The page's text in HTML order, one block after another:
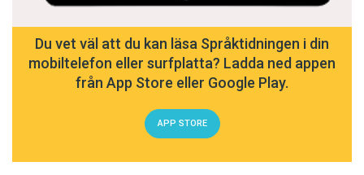
Du vet väl att du kan läsa Språktidningen i din
mobiltelefon eller surfplatta? Ladda ned appen
från App Store eller Google Play.
APP STORE